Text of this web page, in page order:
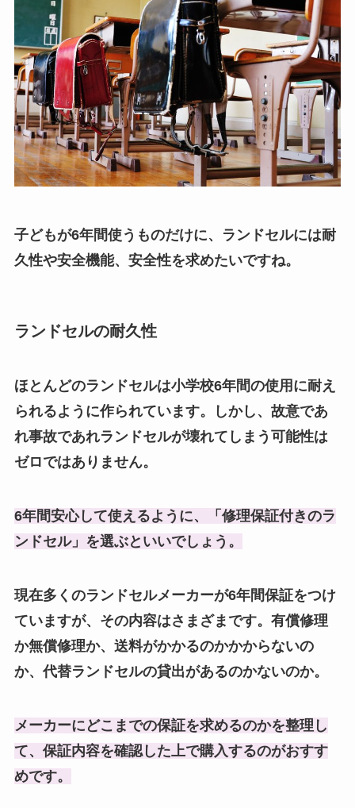
子どもが6年間使うものだけに、ランドセルには耐
久性や安全機能、安全性を求めたいですね。
ランドセルの耐久性
ほとんどのランドセルは小学校6年間の使用に耐え
られるように作られています。しかし、故意であ
れ事故であれランドセルが壊れてしまう可能性は
ゼロではありません。
6年間安心して使えるように、「修理保証付きのラ
ンドセル」を選ぶといいでしょう。
現在多くのランドセルメーカーが6年間保証をつけ
ていますが、その内容はさまざまです。有償修理
か無償修理か、送料がかかるのかかからないの
か、代替ランドセルの貸出があるのかないのか。
メーカーにどこまでの保証を求めるのかを整理し
て、保証内容を確認した上で購入するのがおすす
めです。